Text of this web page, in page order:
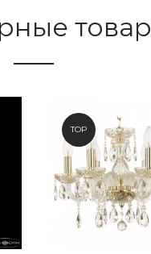
TOP